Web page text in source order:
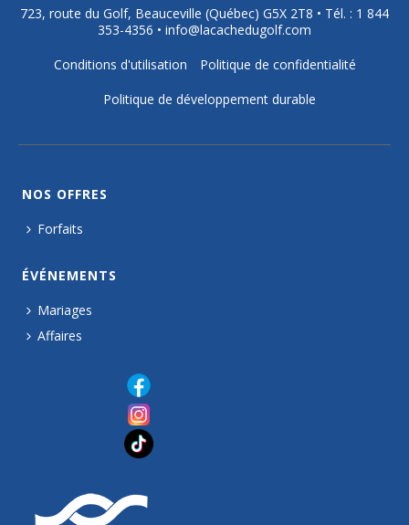
723, route du Golf, Beauceville (Québec) G5X 2T8 • Tél. : 1 844
353-4356 • info@lacachedugolf.com
Conditions d'utilisation
Politique de confidentialité
Politique de développement durable
NOS OFFRES
Forfaits
ÉVÉNEMENTS
Mariages
Affaires